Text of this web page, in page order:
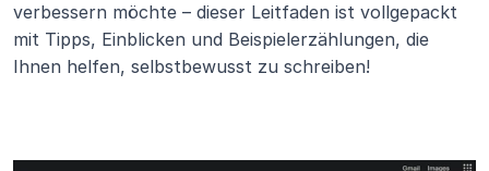
verbessern möchte – dieser Leitfaden ist vollgepackt
mit Tipps, Einblicken und Beispielerzählungen, die
Ihnen helfen, selbstbewusst zu schreiben!